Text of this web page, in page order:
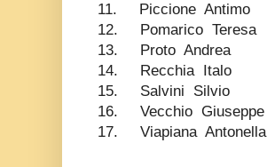
11. Piccione Antimo
12. Pomarico Teresa
13. Proto Andrea
14. Recchia Italo
15. Salvini Silvio
16. Vecchio Giuseppe
17. Viapiana Antonella